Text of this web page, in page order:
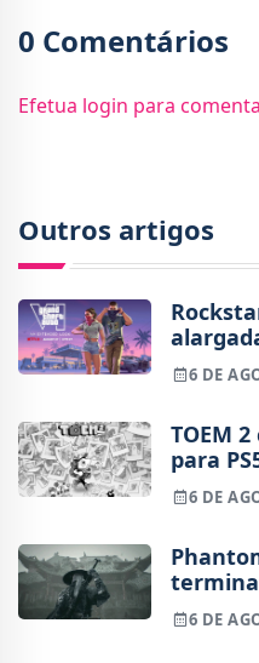
0 Comentários
Efetua login para
Outros artigos
agosto
6 DE
TOEM
para
6 DE
6 DE